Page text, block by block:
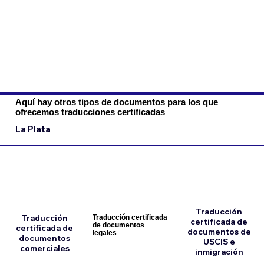
Aquí hay otros tipos de documentos para los que
ofrecemos traducciones certificadas
La Plata
Traducción
certificada de
documentos
comerciales
Traducción certificada
de documentos
legales
Traducción
certificada de
documentos de
USCIS e
inmigración